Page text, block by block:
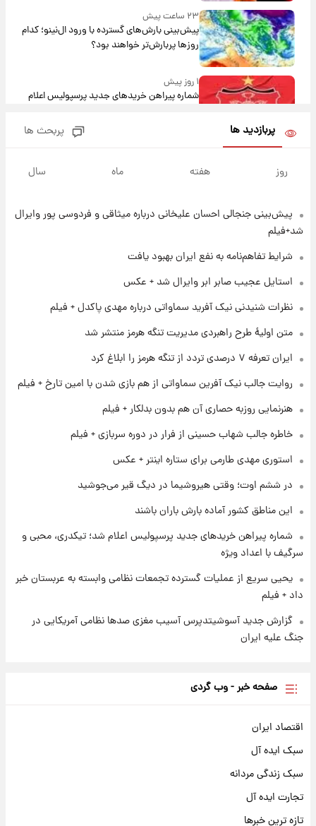
۲۳ ساعت پیش
پیش‌بینی بارش‌های گسترده با ورود ال‌نینو؛ کدام
روزها پربارش‌تر خواهند بود؟
۱ روز پیش
شماره پیراهن خریدهای جدید پرسپولیس اعلام
شد+فیلم
۱ روز پیش
۱ روز پیش
شارژ جدید کالابرگ برای سه دهک؛ جزئیات اعلام
۱ روز پیش
شرایط تازه فروش اقساطی سایپا اعلام شد؛
شاهین، کوییک، اطلس، سهند و ساینا با اقساط
بلندمدت + جدول
سیگنال‌های جدید برای بازار طلا؛ پیش‌بینی
قیمت سکه و طلا فردا
پربازدید ها پربحث ها
روز هفته ماه سال
پیش‌بینی جنجالی احسان علیخانی درباره میثاقی و فردوسی پور وایرال
شد+فیلم
شرایط تفاهم‌نامه به نفع ایران بهبود یافت
استایل عجیب صابر ابر وایرال شد + عکس
نظرات شنیدنی نیک آفرید سماواتی درباره مهدی پاکدل + فیلم
متن اولیۀ طرح راهبردی مدیریت تنگه هرمز منتشر شد
ایران تعرفه ۷ درصدی تردد از تنگه هرمز را ابلاغ کرد
روایت جالب نیک آفرین سماواتی از هم بازی شدن با امین تارخ + فیلم
هنرنمایی روزبه حصاری آن هم بدون بدلکار + فیلم
خاطره جالب شهاب حسینی از فرار در دوره سربازی + فیلم
استوری مهدی طارمی برای ستاره اینتر + عکس
در ششم اوت؛ وقتی هیروشیما در دیگ قیر می‌جوشید
این مناطق کشور آماده بارش باران باشند
شماره پیراهن خریدهای جدید پرسپولیس اعلام شد؛ تیکدری، محبی و
سرگیف با اعداد ویژه
یحیی سریع از عملیات گسترده تجمعات نظامی وابسته به عربستان خبر
داد + فیلم
گزارش جدید آسوشیتدپرس آسیب مغزی صدها نظامی آمریکایی در
جنگ علیه ایران
صفحه خبر - وب گردی
اقتصاد ایران
سبک ایده آل
سبک زندگی مردانه
تجارت ایده آل
تازه ترین خبرها